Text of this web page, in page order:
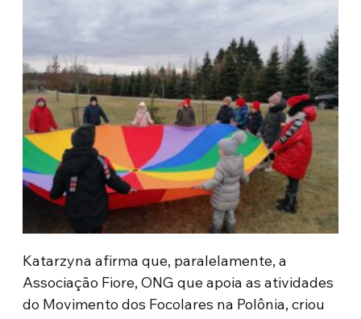
Katarzyna afirma que, paralelamente, a
Associação Fiore, ONG que apoia as atividades
do Movimento dos Focolares na Polônia, criou